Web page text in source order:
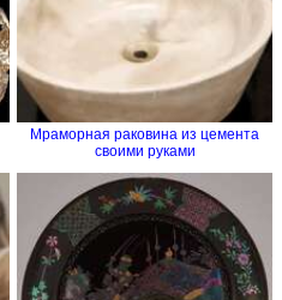
Мраморная раковина из цемента
своими руками